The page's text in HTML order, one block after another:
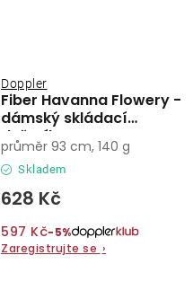
Fiber Havanna Flowery -
dámský skládací
deštník
Doppler
Skladem
628 Kč
597 Kč−5%
Zaregistrujte se ›
průměr 93 cm, 140 g